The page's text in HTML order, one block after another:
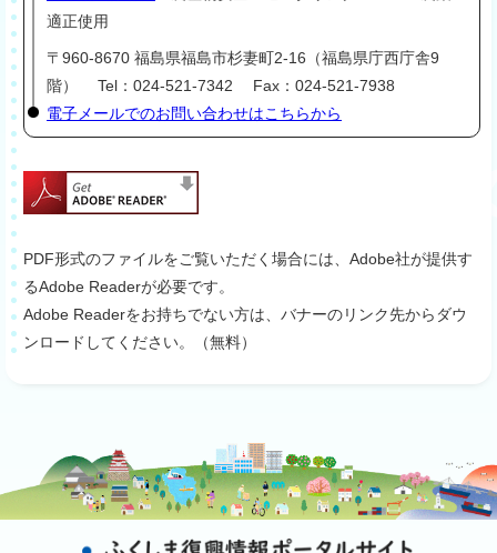
適正使用
〒960-8670 福島県福島市杉妻町2-16（福島県庁西庁舎9
階） Tel：024-521-7342 Fax：024-521-7938
電子メールでのお問い合わせはこちらから
PDF形式のファイルをご覧いただく場合には、Adobe社が提供す
るAdobe Readerが必要です。
Adobe Readerをお持ちでない方は、バナーのリンク先からダウ
ンロードしてください。（無料）